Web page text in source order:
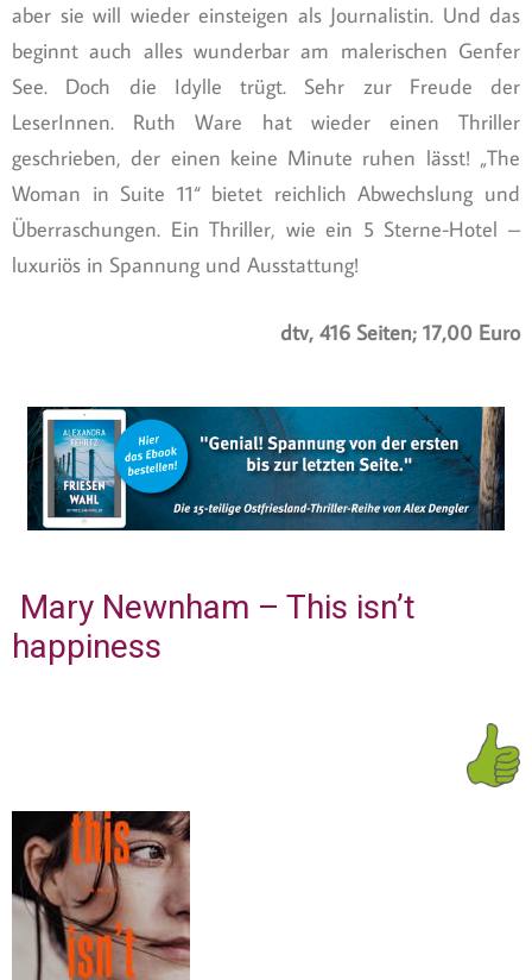
aber sie will wieder einsteigen als Journalistin. Und das
beginnt auch alles wunderbar am malerischen Genfer
See. Doch die Idylle trügt. Sehr zur Freude der
LeserInnen. Ruth Ware hat wieder einen Thriller
geschrieben, der einen keine Minute ruhen lässt! „The
Woman in Suite 11“ bietet reichlich Abwechslung und
Überraschungen. Ein Thriller, wie ein 5 Sterne-Hotel –
luxuriös in Spannung und Ausstattung!
dtv, 416 Seiten; 17,00 Euro
Mary Newnham – This isn’t
happiness